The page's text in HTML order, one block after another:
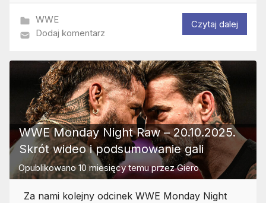
WWE
Dodaj komentarz
Czytaj dalej
WWE Monday Night Raw – 20.10.2025.
Skrót wideo i podsumowanie gali
Opublikowano10 miesięcy temuprzezGiero
Za nami kolejny odcinek WWE Monday Night